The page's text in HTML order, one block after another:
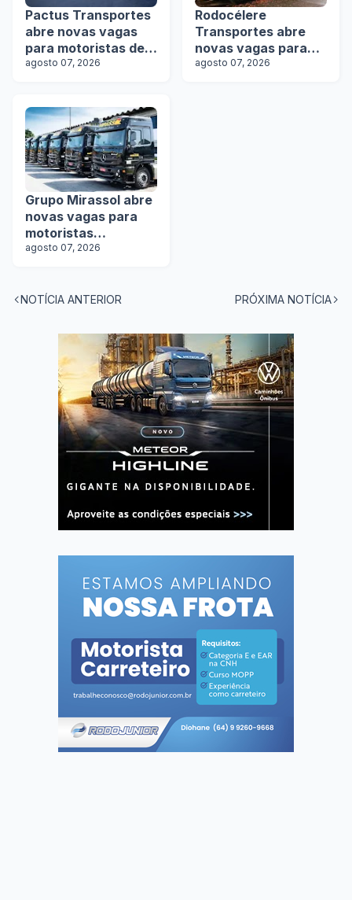
Pactus Transportes
abre novas vagas
para motoristas de
rodotrens
agosto 07, 2026
Rodocélere
Transportes abre
novas vagas para
motoristas
agosto 07, 2026
Grupo Mirassol abre
novas vagas para
motoristas
categoria D e E
agosto 07, 2026
NOTÍCIA ANTERIOR PRÓXIMA NOTÍCIA